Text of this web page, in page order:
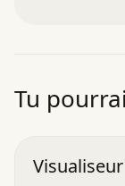
Tu